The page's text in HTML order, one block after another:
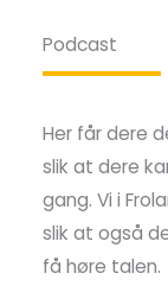
Podcast
Her får dere
slik at dere
gang. Vi i
slik at også
få høre talen.